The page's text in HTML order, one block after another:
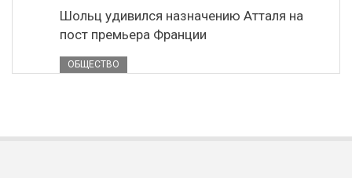
Шольц удивился назначению Атталя на
пост премьера Франции
ОБЩЕСТВО